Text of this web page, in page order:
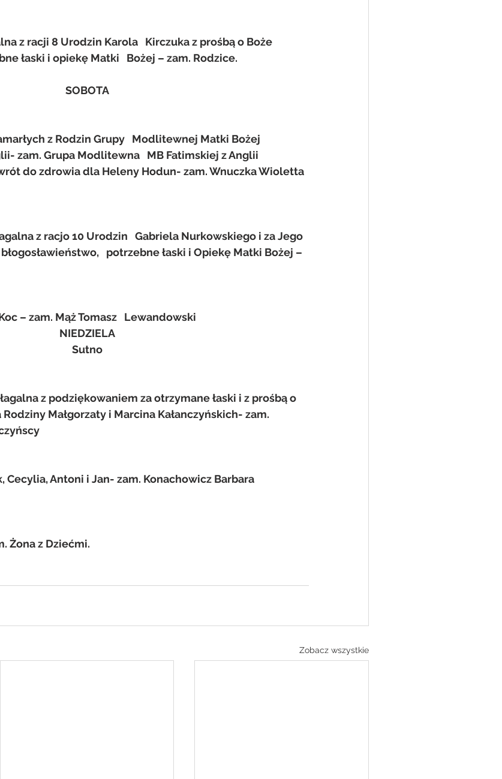
z racji 8 Urodzin Karola   Kirczuka z prośbą o Boże
łaski i opiekę Matki   Bożej – zam. Rodzice.
SOBOTA
z Rodzin Grupy   Modlitewnej Matki Bożej
zam. Grupa Modlitewna   MB Fatimskiej z Anglii
do zdrowia dla Heleny Hodun- zam. Wnuczka Wioletta
z racjo 10 Urodzin   Gabriela Nurkowskiego i za Jego
potrzebne łaski i Opiekę Matki Bożej –
– zam. Mąż Tomasz   Lewandowski
NIEDZIELA
Sutno
z podziękowaniem za otrzymane łaski i z prośbą o
Małgorzaty i Marcina Kałanczyńskich- zam.
Cecylia, Antoni i Jan- zam. Konachowicz Barbara
Żona z Dziećmi.
Zobacz wszystkie